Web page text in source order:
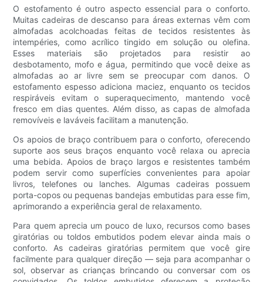
O estofamento é outro aspecto essencial para o conforto.
Muitas cadeiras de descanso para áreas externas vêm com
almofadas acolchoadas feitas de tecidos resistentes às
intempéries, como acrílico tingido em solução ou olefina.
Esses materiais são projetados para resistir ao
desbotamento, mofo e água, permitindo que você deixe as
almofadas ao ar livre sem se preocupar com danos. O
estofamento espesso adiciona maciez, enquanto os tecidos
respiráveis ​​evitam o superaquecimento, mantendo você
fresco em dias quentes. Além disso, as capas de almofada
removíveis e laváveis ​​facilitam a manutenção.
Os apoios de braço contribuem para o conforto, oferecendo
suporte aos seus braços enquanto você relaxa ou aprecia
uma bebida. Apoios de braço largos e resistentes também
podem servir como superfícies convenientes para apoiar
livros, telefones ou lanches. Algumas cadeiras possuem
porta-copos ou pequenas bandejas embutidas para esse fim,
aprimorando a experiência geral de relaxamento.
Para quem aprecia um pouco de luxo, recursos como bases
giratórias ou toldos embutidos podem elevar ainda mais o
conforto. As cadeiras giratórias permitem que você gire
facilmente para qualquer direção — seja para acompanhar o
sol, observar as crianças brincando ou conversar com os